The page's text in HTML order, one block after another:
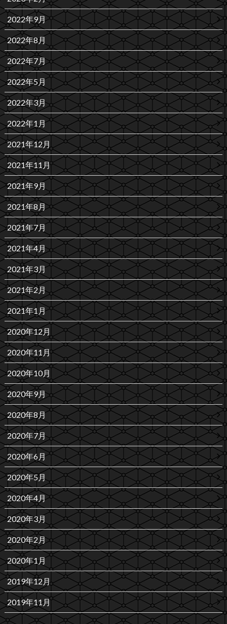
2022年9月
2022年8月
2022年7月
2022年5月
2022年3月
2022年1月
2021年12月
2021年11月
2021年9月
2021年8月
2021年7月
2021年4月
2021年3月
2021年2月
2021年1月
2020年12月
2020年11月
2020年10月
2020年9月
2020年8月
2020年7月
2020年6月
2020年5月
2020年4月
2020年3月
2020年2月
2020年1月
2019年12月
2019年11月